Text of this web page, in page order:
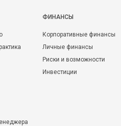
ФИНАНСЫ
Корпоративные финансы
Личные финансы
Риски и возможности
Инвестиции